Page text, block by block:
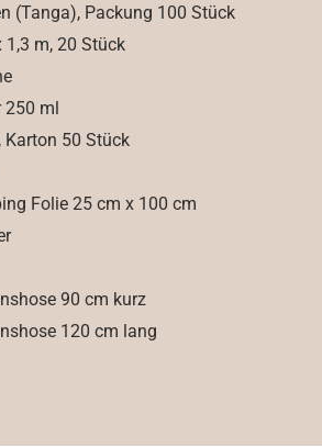
(Tanga), Packung 100 Stück
m, 20 Stück
250 ml
50 Stück
Folie 25 cm x 100 cm
90 cm kurz
120 cm lang